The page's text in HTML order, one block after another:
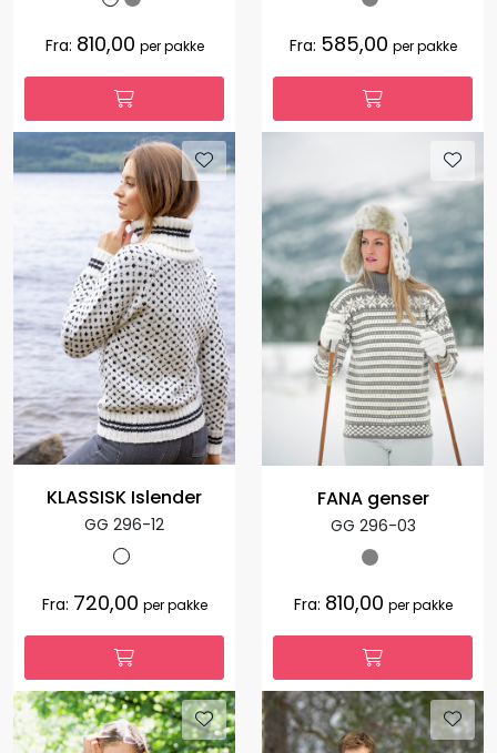
Fra: 810,00 per pakke Fra: 585,00 per pakke
KLASSISK Islender
GG 296-12
Fra: 720,00 per pakke
FANA genser
GG 296-03
Fra: 810,00 per pakke